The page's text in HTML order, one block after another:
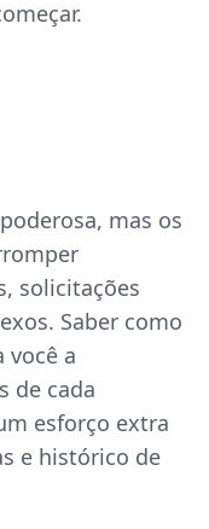
mas os
solicitações
Saber como
você a
de cada
esforço extra
e histórico de